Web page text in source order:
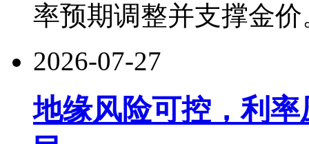
率预期调整并支撑金
2026-07-27
地缘风险可控，利